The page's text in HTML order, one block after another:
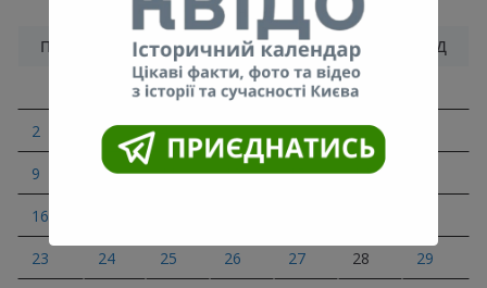
Серпень 2021
ПН
СР ЧТ ПТ СБ НД
2 3 4 5 6 7
9 10 11 12 13 14
16
23 24 25 26 27 28 29